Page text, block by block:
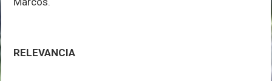
RELEVANCIA